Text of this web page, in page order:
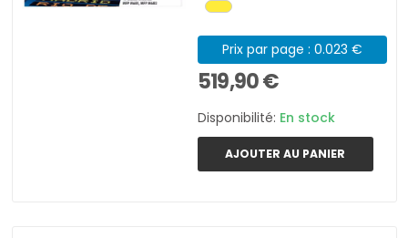
Prix par page : 0.023 €
519,90 €
Disponibilité: En stock
AJOUTER AU PANIER